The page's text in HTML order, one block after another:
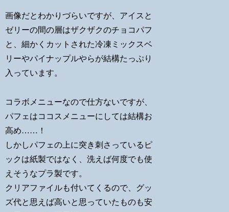
画像だとわかりづらいですが、アイスと
ゼリーの間の層はザクザクのチョコパフ
と、細かくカットされた冷凍ミックスベ
リーやパイナップルやらが結構たっぷり
入っています。
コラボメニューなので仕方ないですが、
パフェはココスメニューにしては結構お
高め……！
しかしパフェの上に突き刺さっているピ
ックは紙製ではなく、洗えば何度でも使
えそうなプラ製です。
クリアファイルも付いてくるので、グッ
ズ代と思えば高いと思っていたものも安